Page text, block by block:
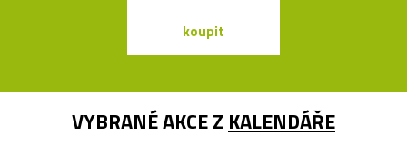
koupit
VYBRANÉ AKCE Z KALENDÁŘE